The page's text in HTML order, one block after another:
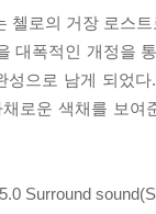
첼로의 거장 로스
대폭적인 개정을
성으로 남게 되었
로운 색채를 보
Surround